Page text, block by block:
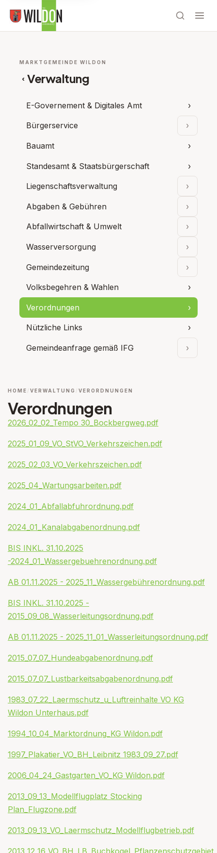
MARKTGEMEINDE WILDON
‹ Verwaltung
E-Governement & Digitales Amt ›
Bürgerservice ›
Bauamt
›
Standesamt & Staatsbürgerschaft ›
Liegenschaftsverwaltung ›
Abgaben & Gebühren
›
Abfallwirtschaft & Umwelt
›
Wasserversorgung
›
Gemeindezeitung
›
Volksbegehren & Wahlen
›
Verordnungen ›
Nützliche Links ›
Gemeindeanfrage gemäß IFG ›
HOME VERWALTUNG VERORDNUNGEN
Verordnungen
2026_02_02_Tempo 30_Bockbergweg.pdf
2025_01_09_VO_StVO_Verkehrszeichen.pdf
2025_02_03_VO_Verkehrszeichen.pdf
2025_04_Wartungsarbeiten.pdf
2024_01_Abfallabfuhrordnung.pdf
2024_01_Kanalabgabenordnung.pdf
BIS INKL. 31.10.2025
-2024_01_Wassergebuehrenordnung.pdf
AB 01.11.2025 - 2025_11_Wassergebührenordnung.pdf
BIS INKL. 31.10.2025 -
2015_09_08_Wasserleitungsordnung.pdf
AB 01.11.2025 - 2025_11_01_Wasserleitungsordnung.pdf
2015_07_07_Hundeabgabenordnung.pdf
2015_07_07_Lustbarkeitsabgabenordnung.pdf
1983_07_22_Laermschutz_u_Luftreinhalte VO KG
Wildon Unterhaus.pdf
1994_10_04_Marktordnung_KG Wildon.pdf
1997_Plakatier_VO_BH_Leibnitz 1983_09_27.pdf
2006_04_24_Gastgarten_VO_KG Wildon.pdf
2013_09_13_Modellflugplatz Stocking
Plan_Flugzone.pdf
2013_09_13_VO_Laermschutz_Modellflugbetrieb.pdf
2013_12_16_VO_BH_LB_Buchkogel_Pflanzenschutzgebiet